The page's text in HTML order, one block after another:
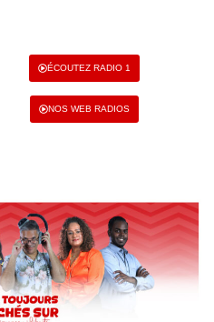
ÉCOUTEZ RADIO 1
NOS WEB RADIOS